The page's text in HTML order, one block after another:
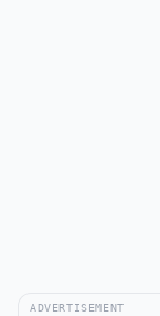
ADVERTISEMENT